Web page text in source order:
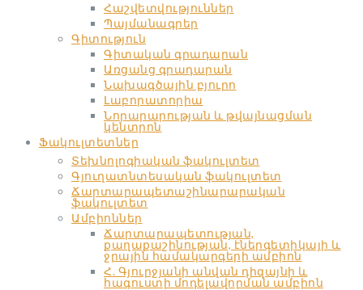
Հաշվետվություններ
Պայմանագրեր
Գիտություն
Գիտական գրադարան
Առցանց գրադարան
Նախագծային բյուրո
Լաբորատորիա
Նորարարության և թվայնացման
կենտրոն
Ֆակուլտետներ
Տեխնոլոգիական ֆակուլտետ
Գյուղատնտեսական ֆակուլտետ
Ճարտարապետաշինարարական
ֆակուլտետ
Ամբիոններ
Ճարտարապետության,
քաղաքաշինության, էներգետիկայի և
ջրային համակարգերի ամբիոն
Հ. Գյուրջյանի անվան դիզայնի և
հագուստի մոդելավորման ամբիոն